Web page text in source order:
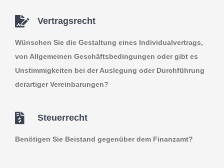
Vertragsrecht
Wünschen Sie die Gestaltung eines Individualvertrags,
von Allgemeinen Geschäftsbedingungen oder gibt es
Unstimmigkeiten bei der Auslegung oder Durchführung
derartiger Vereinbarungen?
Steuerrecht
Benötigen Sie Beistand gegenüber dem Finanzamt?